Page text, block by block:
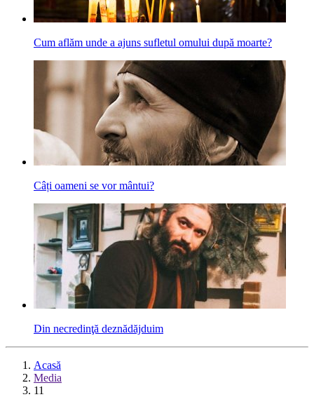
Cum aflăm unde a ajuns sufletul omului după moarte?
Câți oameni se vor mântui?
Din necredinţă deznădăjduim
Acasă
Media
11